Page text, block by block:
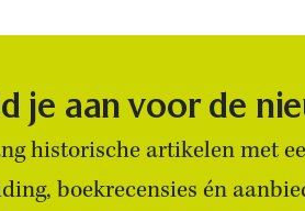
je aan voor de
historische artikelen met
boekrecensies én